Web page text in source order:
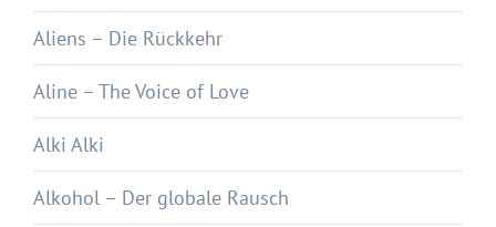
Aliens – Die Rückkehr
Aline – The Voice of Love
Alki Alki
Alkohol – Der globale Rausch